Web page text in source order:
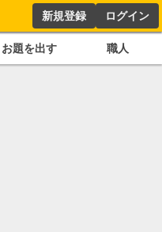
新規登録 ログイン
お題を出す 職人